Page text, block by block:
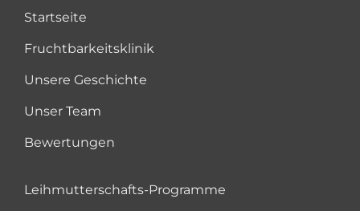
Startseite
Fruchtbarkeitsklinik
Unsere Geschichte
Unser Team
Bewertungen
Leihmutterschafts-Programme